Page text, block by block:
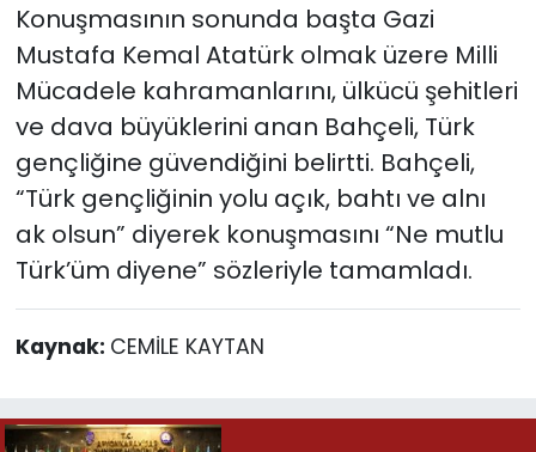
Konuşmasının sonunda başta Gazi
Mustafa Kemal Atatürk olmak üzere Milli
Mücadele kahramanlarını, ülkücü şehitleri
ve dava büyüklerini anan Bahçeli, Türk
gençliğine güvendiğini belirtti. Bahçeli,
“Türk gençliğinin yolu açık, bahtı ve alnı
ak olsun” diyerek konuşmasını “Ne mutlu
Türk’üm diyene” sözleriyle tamamladı.
Kaynak: CEMİLE KAYTAN